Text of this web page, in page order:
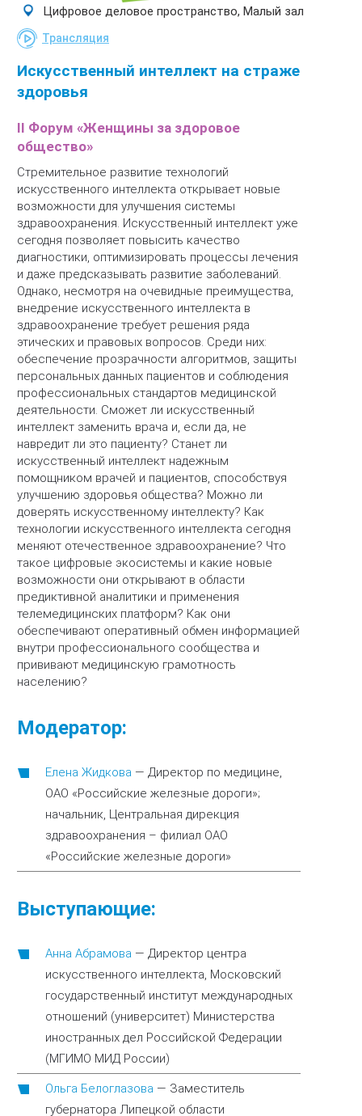
Цифровое деловое пространство, Малый зал
Трансляция
Искусственный интеллект на страже
здоровья
II Форум «Женщины за здоровое
общество»
Стремительное развитие технологий
искусственного интеллекта открывает новые
возможности для улучшения системы
здравоохранения. Искусственный интеллект уже
сегодня позволяет повысить качество
диагностики, оптимизировать процессы лечения
и даже предсказывать развитие заболеваний.
Однако, несмотря на очевидные преимущества,
внедрение искусственного интеллекта в
здравоохранение требует решения ряда
этических и правовых вопросов. Среди них:
обеспечение прозрачности алгоритмов, защиты
персональных данных пациентов и соблюдения
профессиональных стандартов медицинской
деятельности. Сможет ли искусственный
интеллект заменить врача и, если да, не
навредит ли это пациенту? Станет ли
искусственный интеллект надежным
помощником врачей и пациентов, способствуя
улучшению здоровья общества? Можно ли
доверять искусственному интеллекту? Как
технологии искусственного интеллекта сегодня
меняют отечественное здравоохранение? Что
такое цифровые экосистемы и какие новые
возможности они открывают в области
предиктивной аналитики и применения
телемедицинских платформ? Как они
обеспечивают оперативный обмен информацией
внутри профессионального сообщества и
прививают медицинскую грамотность
населению?
Модератор:
Елена Жидкова — Директор по медицине,
ОАО «Российские железные дороги»;
начальник, Центральная дирекция
здравоохранения – филиал ОАО
«Российские железные дороги»
Выступающие:
Анна Абрамова — Директор центра
искусственного интеллекта, Московский
государственный институт международных
отношений (университет) Министерства
иностранных дел Российской Федерации
(МГИМО МИД России)
Ольга Белоглазова — Заместитель
губернатора Липецкой области